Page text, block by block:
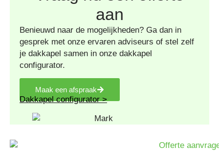
aan
Benieuwd naar de mogelijkheden? Ga dan in
gesprek met onze ervaren adviseurs of stel zelf
je dakkapel samen in onze dakkapel
configurator.
Maak een afspraak
Dakkapel configurator >